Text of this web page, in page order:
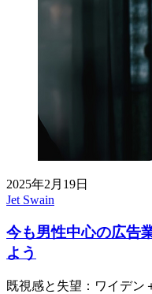
2025年2月19日
Jet Swain
今も男性中心の広告
よう
既視感と失望：ワイデン